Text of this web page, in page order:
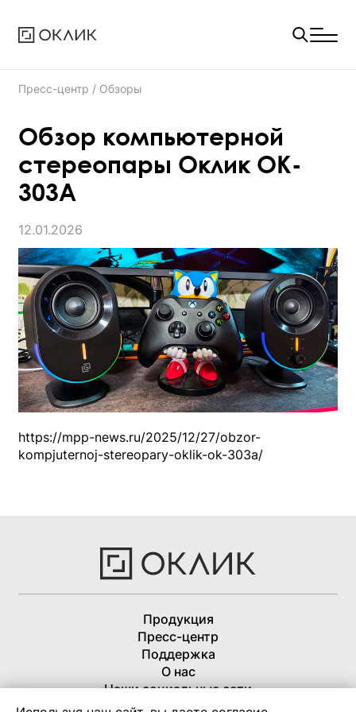
Пресс-центр / Обзоры
Обзор компьютерной
стереопары Оклик OK-
303A
12.01.2026
https://mpp-news.ru/2025/12/27/obzor-
kompjuternoj-stereopary-oklik-ok-303a/
Продукция
Пресс-центр
Поддержка
О нас
Наши социальные сети